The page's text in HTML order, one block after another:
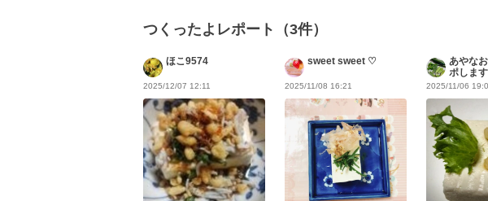
つくったよレポート（3件）
ほこ9574
2025/12/07 12:11
sweet sweet ♡
2025/11/08 16:21
あやな
ポします
2025/11/06